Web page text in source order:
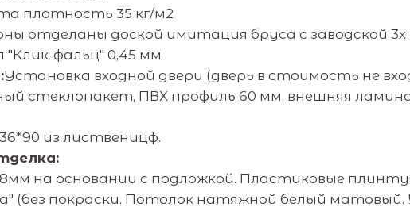
плотность 35 кг/м2
отделаны доской имитация бруса с заводской 3х
фальц" 0,45 мм
Установка входной двери (дверь в стоимость не
стеклопакет, ПВХ профиль 60 мм, внешняя
из лиственицф.
на основании с подложкой. Пластиковые
(без покраски. Потолок натяжной белый